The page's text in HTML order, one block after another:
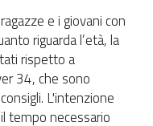
e i giovani con
riguarda l’età, la
rispetto a
34, che sono
L'intenzione
tempo necessario